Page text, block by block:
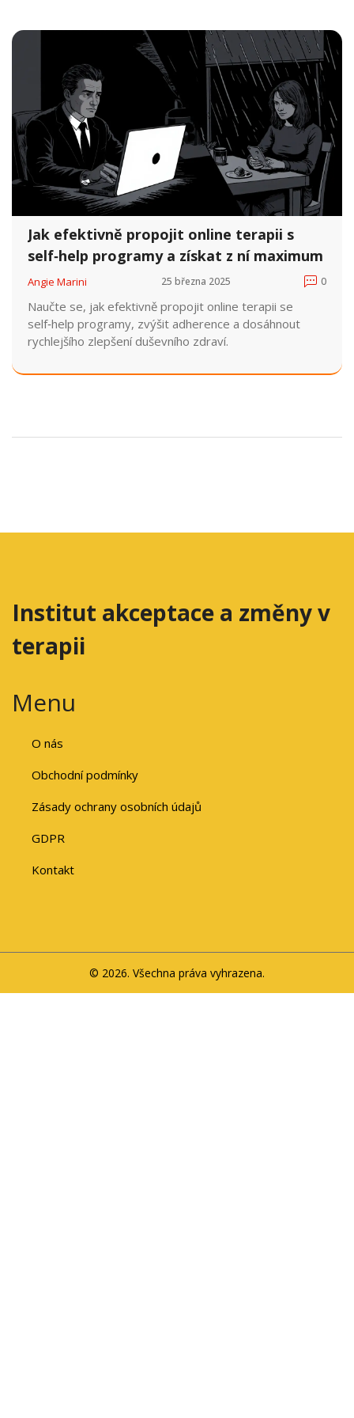
Jak efektivně propojit online terapii s
self‑help programy a získat z ní maximum
Angie Marini 25 března 2025 0
Naučte se, jak efektivně propojit online terapii se
self‑help programy, zvýšit adherence a dosáhnout
rychlejšího zlepšení duševního zdraví.
Institut akceptace a změny v
terapii
Menu
O nás
Obchodní podmínky
Zásady ochrany osobních údajů
GDPR
Kontakt
© 2026. Všechna práva vyhrazena.